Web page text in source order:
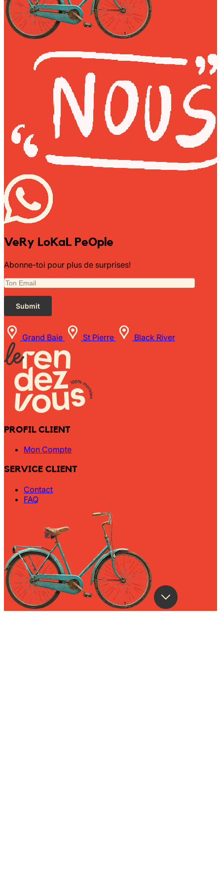
VeRy LoKaL PeOple
Abonne-toi pour plus de surprises!
Grand Baie St Pierre Black River
PROFIL CLIENT
Mon Compte
SERVICE CLIENT
Contact
FAQ
My Tea Box
NaturaBaie
Nature Artizan
Oopsie Daisy
Pigment It Pottery
Planty Mauritius
Saskia
Save A Sail
Sesame Moris
Sunniva
The Sock Trader
The Kreol Republic
The Little Big People
The Octopus
Timimi
Timo
Zimaz Kreol
ZOLA by Estelle